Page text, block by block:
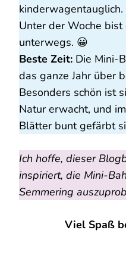
kinderwagentauglich.
Unter der Woche
unterwegs. 😀
Beste Zeit: Die Mini-
das ganze Jahr über
Besonders schön ist
Natur erwacht, und
Blätter bunt gefärbt
Ich hoffe, dieser
inspiriert, die Mini-
Semmering
Viel Spaß